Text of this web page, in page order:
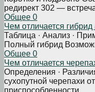
редирект 302 —
Общее 0
Чем отличается гибрид
Таблица · Анализ ·
Полный гибрид
Общее 0
Чем отличается
Определения ·
сухопутной черепахи
приспособленности